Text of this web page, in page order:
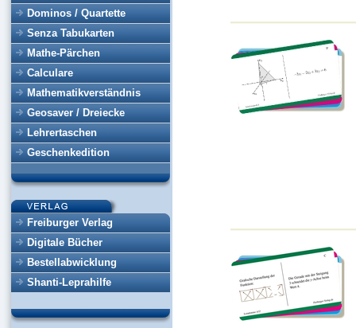
Dominos / Quartette
Senza Tabukarten
Mathe-Pärchen
Calculare
Mathematikverständnis
Geosaver / Dreiecke
Lehrertaschen
Geschenkedition
Freiburger Verlag
Digitale Bücher
Bestellabwicklung
Shanti-Leprahilfe